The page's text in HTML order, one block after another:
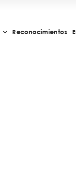
Reconocimientos